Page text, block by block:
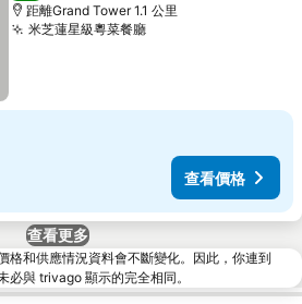
距離Grand Tower 1.1 公里
米芝蓮星級粵菜餐廳查看價格
查看價格
查看更多
格和供應情況資料會不斷變化。因此，你連到
必與 trivago 顯示的完全相同。